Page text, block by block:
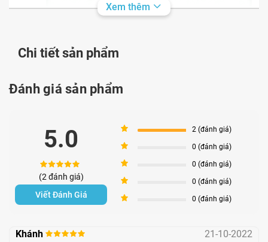
Bản công bố Special Kid Vitamine C Naturelle
Special Kid Vitamine C Naturelle
có tốt không?
Tác dụng là gì
Special Kid Vitamine C Naturelle cung cấp vitamin C từ các
ri nổi tiếng với tác dụng tăng cường miễn dịch, chống oxy
Xem thêm
Chi tiết sản phẩm
Đánh giá sản phẩm
5.0
(2 đánh giá)
5 2 (đánh giá)
4 0 (đánh giá)
3 0 (đánh giá)
2 0 (đánh giá)
1 0 (đánh giá)
Viết Đánh Giá
Khánh
21-10-2022